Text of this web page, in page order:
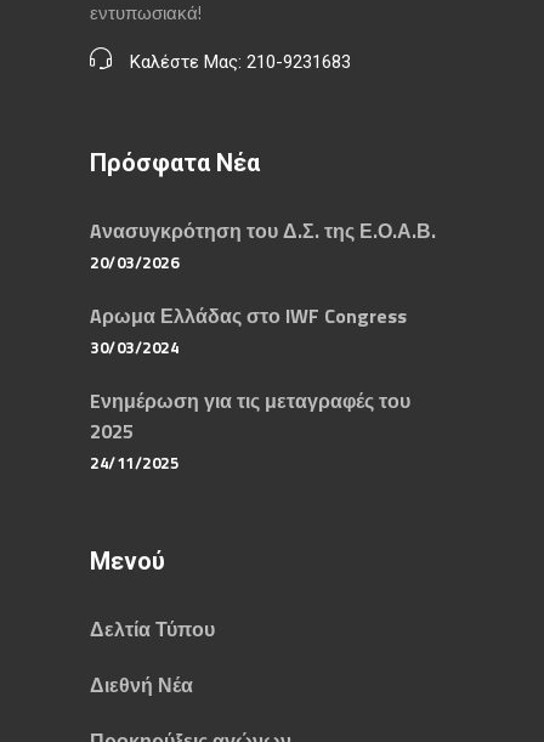
εντυπωσιακά!
Καλέστε Μας: 210-9231683
Πρόσφατα Νέα
Aνασυγκρότηση του Δ.Σ. της Ε.Ο.Α.Β.
20/03/2026
Aρωμα Ελλάδας στο IWF Congress
30/03/2024
Eνημέρωση για τις μεταγραφές του
2025
24/11/2025
Μενού
Δελτία Τύπου
Διεθνή Νέα